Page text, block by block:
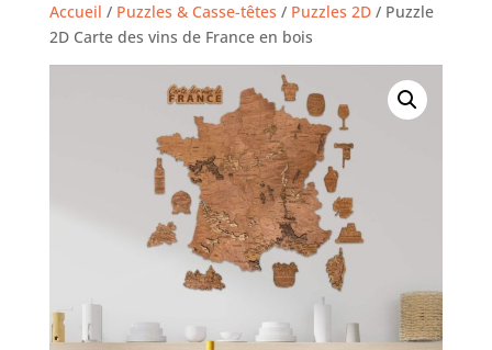
Accueil / Puzzles & Casse-têtes / Puzzles 2D/ Puzzle
2D Carte des vins de France en bois